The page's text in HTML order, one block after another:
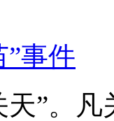
事件
”。